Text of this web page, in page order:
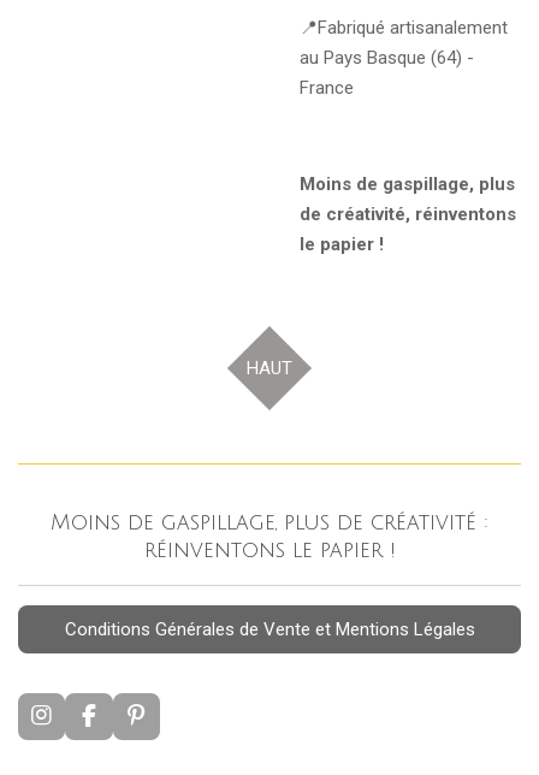
📍Fabriqué artisanalement
au Pays Basque (64) -
France
Moins de gaspillage, plus
de créativité, réinventons
le papier !
HAUT
Moins de gaspillage, plus de créativité :
réinventons le papier !
Conditions Générales de Vente et Mentions Légales
I
n
F
a
P
i